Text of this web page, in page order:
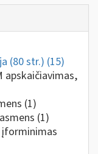
(80 str.) (15)
apskaičiavimas,
(1)
(1)